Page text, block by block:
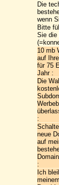
Die
wenn
Bitte
Sie die
10 mb
auf
für 75
Jahr :
Die
:
neue
auf
:
Ich